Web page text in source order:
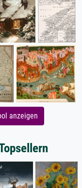
anzeigen